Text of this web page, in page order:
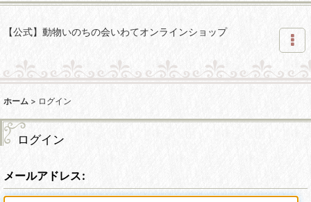
【公式】動物いのちの会いわてオンラインショップ
ホーム > ログイン
ログイン
メールアドレス: